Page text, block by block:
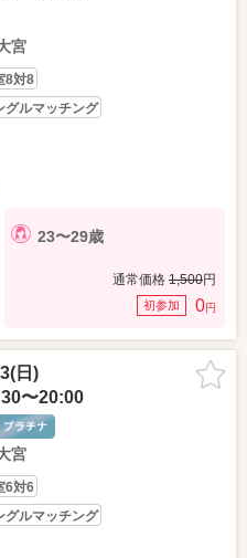
宮
8対8
グルマッチング
23〜29歳
通常価格 1,500円
初参加 0円
日)
〜20:00
宮
6対6
グルマッチング